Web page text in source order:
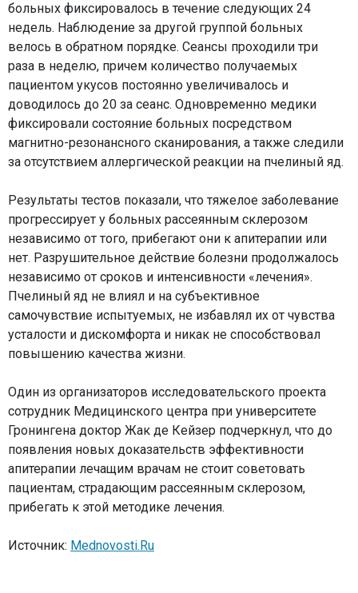
больных фиксировалось в течение следующих 24
недель. Наблюдение за другой группой больных
велось в обратном порядке. Сеансы проходили три
раза в неделю, причем количество получаемых
пациентом укусов постоянно увеличивалось и
доводилось до 20 за сеанс. Одновременно медики
фиксировали состояние больных посредством
магнитно-резонансного сканирования, а также следили
за отсутствием аллергической реакции на пчелиный яд.
Результаты тестов показали, что тяжелое заболевание
прогрессирует у больных рассеянным склерозом
независимо от того, прибегают они к апитерапии или
нет. Разрушительное действие болезни продолжалось
независимо от сроков и интенсивности «лечения».
Пчелиный яд не влиял и на субъективное
самочувствие испытуемых, не избавлял их от чувства
усталости и дискомфорта и никак не способствовал
повышению качества жизни.
Один из организаторов исследовательского проекта
сотрудник Медицинского центра при университете
Гронингена доктор Жак де Кейзер подчеркнул, что до
появления новых доказательств эффективности
апитерапии лечащим врачам не стоит советовать
пациентам, страдающим рассеянным склерозом,
прибегать к этой методике лечения.
Источник: Mednovosti.Ru